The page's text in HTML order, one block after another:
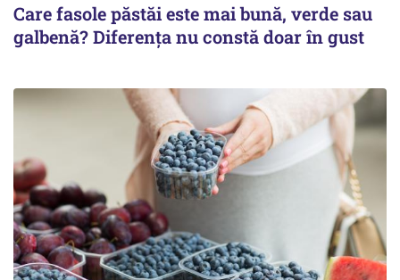
Care fasole păstăi este mai bună, verde sau
galbenă? Diferența nu constă doar în gust